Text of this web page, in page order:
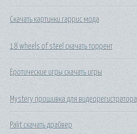
Скачать картинки гаррис мода
18 wheels of steel скачать торрент
Еротические игры скачать игры
Mystery прошивка для видеорегистратора
Palit скачать драйвер